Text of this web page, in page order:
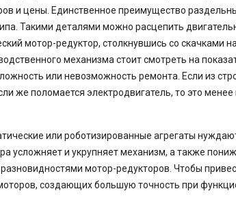
и цены. Единственное преимущество
Такими деталями можно расцепить
мотор-редуктор, столкнувшись со скачками
механизма стоит смотреть на
или невозможность ремонта. Если из
же поломается электродвигатель, то это
или роботизированные агрегаты
усложняет и укрупняет механизм, а также
мотор-редукторов. Чтобы
создающих большую точность при